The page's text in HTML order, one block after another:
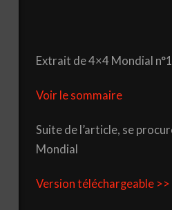
Extrait de 4×4 Mondial
Voir le sommaire
Suite de l’article, se
Mondial
Version téléchargeable >>